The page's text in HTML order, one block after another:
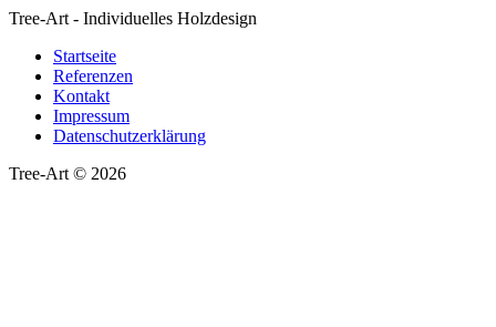
Tree-Art - Individuelles Holzdesign
Startseite
Referenzen
Kontakt
Impressum
Datenschutzerklärung
Tree-Art © 2026